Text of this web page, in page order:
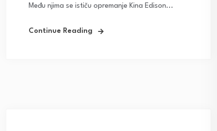
Među njima se ističu opremanje Kina Edison...
Continue Reading